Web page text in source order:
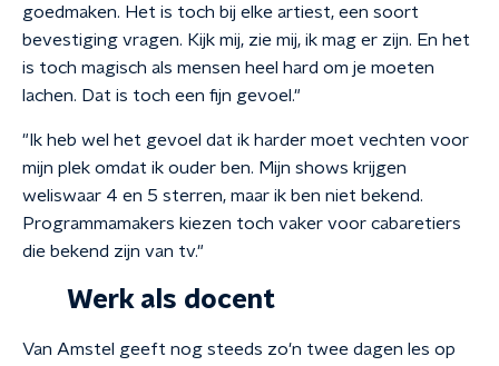
goedmaken. Het is toch bij elke artiest, een soort
bevestiging vragen. Kijk mij, zie mij, ik mag er zijn. En het
is toch magisch als mensen heel hard om je moeten
lachen. Dat is toch een fijn gevoel."
"Ik heb wel het gevoel dat ik harder moet vechten voor
mijn plek omdat ik ouder ben. Mijn shows krijgen
weliswaar 4 en 5 sterren, maar ik ben niet bekend.
Programmamakers kiezen toch vaker voor cabaretiers
die bekend zijn van tv."
Werk als docent
Van Amstel geeft nog steeds zo'n twee dagen les op